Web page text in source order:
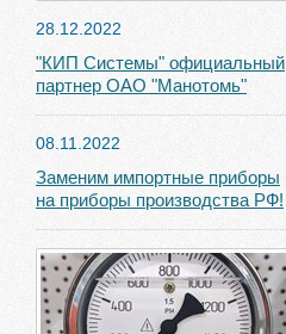
28.12.2022
"КИП Системы" официальный
партнер ОАО "Манотомь"
08.11.2022
Заменим импортные приборы
на приборы производства РФ!